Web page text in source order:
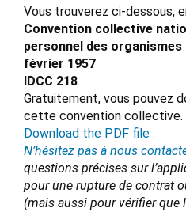
Vous trouverez ci-dessous,
Convention collective
personnel des
février 1957
IDCC 218.
Gratuitement, vous pouvez
cette convention collective.
Download the PDF file .
N’hésitez pas à nous
questions précises sur
pour une rupture de contrat
(mais aussi pour vérifier que